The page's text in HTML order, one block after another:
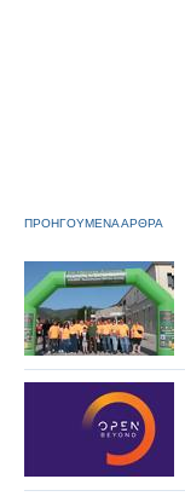
ΠΡΟΗΓΟΥΜΕΝΑ ΑΡΘΡΑ